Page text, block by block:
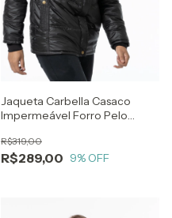
Jaqueta Carbella Casaco
Impermeável Forro Pelo
R$289,00
R$319,00
9% OFF